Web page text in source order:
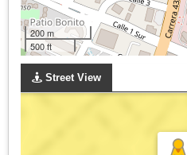
200 m
500 ft
Street View